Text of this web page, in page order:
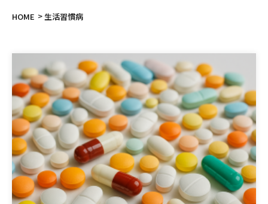
HOME 生活習慣病